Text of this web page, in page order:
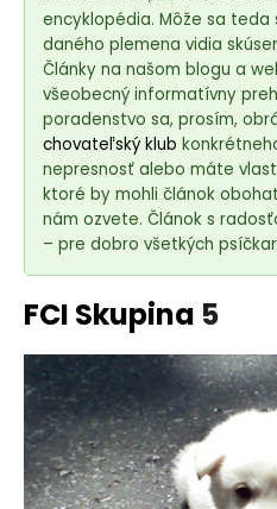
encyklopédia. Môže sa
daného plemena vidia
Články na našom blogu a
všeobecný informatívny
poradenstvo sa, prosím,
chovateľský klub
nepresnosť alebo máte
ktoré by mohli článok
nám ozvete. Článok s
– pre dobro všetkých
FCI Skupina 5
á
j
ť
?